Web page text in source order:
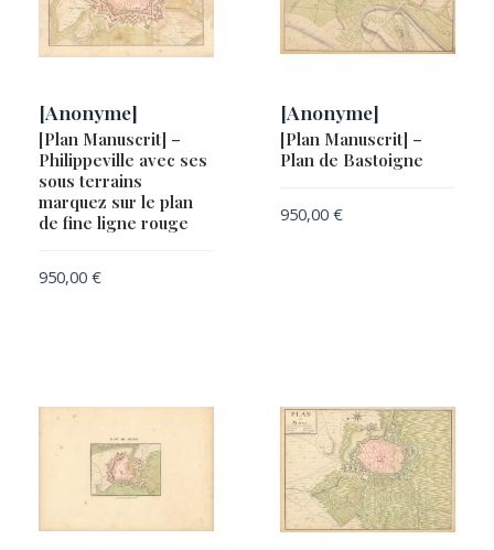
[Anonyme]
[Plan Manuscrit] –
Philippeville avec ses
sous terrains
marquez sur le plan
de fine ligne rouge
950,00 €
[Anonyme]
[Plan Manuscrit] –
Plan de Bastoigne
950,00 €